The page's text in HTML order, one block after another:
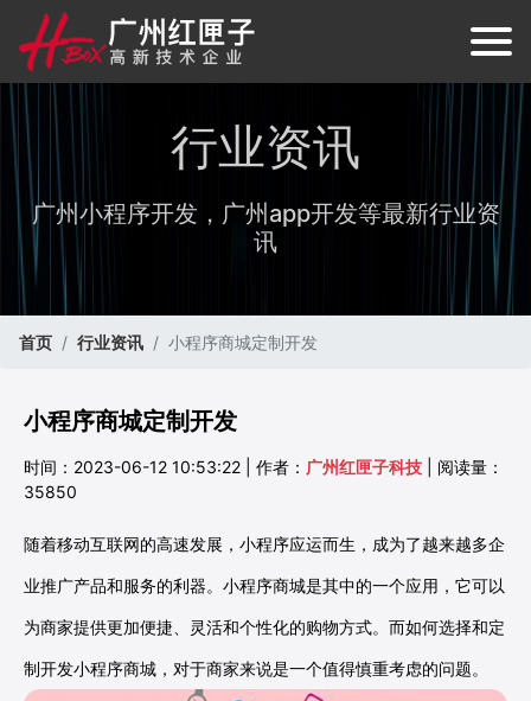
行业资讯
广州小程序开发，广州app开发等最新行业资
讯
首页 行业资讯 小程序商城定制开发
小程序商城定制开发
时间：2023-06-12 10:53:22 | 作者： 广州红匣子科技 | 阅读量：
35850
随着移动互联网的高速发展，小程序应运而生，成为了越来越多企
业推广产品和服务的利器。小程序商城是其中的一个应用，它可以
为商家提供更加便捷、灵活和个性化的购物方式。而如何选择和定
制开发小程序商城，对于商家来说是一个值得慎重考虑的问题。